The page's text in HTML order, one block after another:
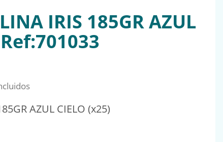
IRIS 185GR AZUL
0,56€.
actual es: 0,51€.
AZUL CIELO (x25)